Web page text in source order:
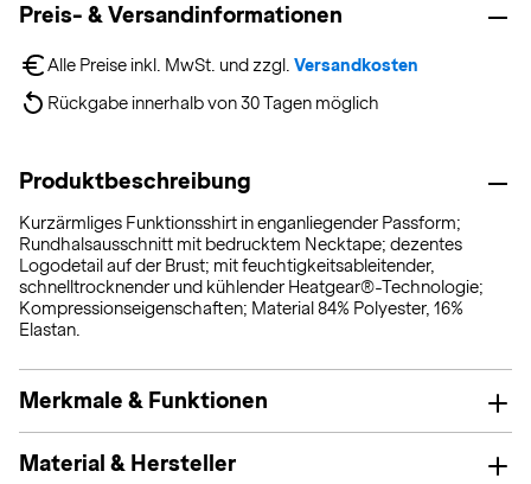
Preis- & Versandinformationen
Alle Preise inkl. MwSt. und zzgl. Versandkosten
Rückgabe innerhalb von 30 Tagen möglich
Produktbeschreibung
Kurzärmliges Funktionsshirt in enganliegender Passform;
Rundhalsausschnitt mit bedrucktem Necktape; dezentes
Logodetail auf der Brust; mit feuchtigkeitsableitender,
schnelltrocknender und kühlender Heatgear®-Technologie;
Kompressionseigenschaften; Material 84% Polyester, 16%
Elastan.
Merkmale & Funktionen
Material & Hersteller